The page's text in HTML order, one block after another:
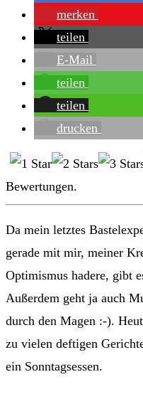
merken
teilen
E-Mail
teilen
teilen
drucken
Bewertungen.
Da mein letztes
gerade mit mir, meiner
Optimismus hadere, gibt
Außerdem geht ja auch
durch den Magen :-).
zu vielen deftigen
ein Sonntagsessen.